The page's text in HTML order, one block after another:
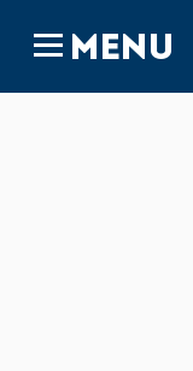
MENU